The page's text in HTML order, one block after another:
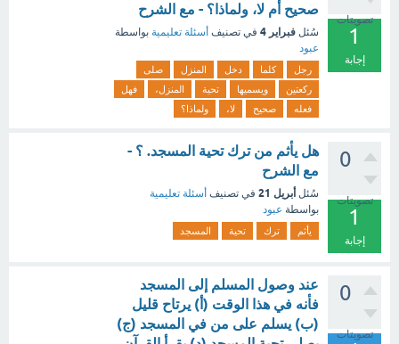
تصويتات
1
إجابة
صحيح أم لا، ولماذا؟ - مع الشرح
سُئل فبراير 4 في تصنيف أسئلة تعليمية بواسطة
عبود
رجل كلما دخل المنزل
صلى
ركعتين
ويسميها تحية المنزل،
فهل
فعله
صحيح لا، ولماذا؟
0
تصويتات
1
إجابة
هل يأثم من ترك تحية المسجد. ؟ -
مع الشرح
سُئل أبريل 21 في تصنيف أسئلة تعليمية
بواسطة عبود
يأثم ترك تحية المسجد
0
تصويتات
عند وصول المسلم إلى المسجد
فأنه في هذا الوقت (أ) يرتاح قليل
(ب) يسلم على من في المسجد (ج)